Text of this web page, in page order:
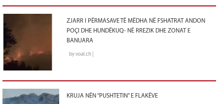
ZJARR I PËRMASAVE TË MËDHA NË FSHATRAT ANDON
POÇI DHE HUNDËKUQ- NË RREZIK DHE ZONAT E
BANUARA
by voal.ch |
KRUJA NËN “PUSHTETIN” E FLAKËVE